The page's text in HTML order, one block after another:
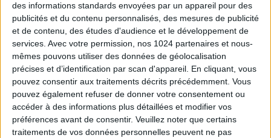
des informations standards envoyées par un appareil pour des
publicités et du contenu personnalisés, des mesures de publicité
et de contenu, des études d'audience et le développement de
services. Avec votre permission, nos 1024 partenaires et nous-
mêmes pouvons utiliser des données de géolocalisation
précises et d’identification par scan d'appareil. En cliquant, vous
pouvez consentir aux traitements décrits précédemment. Vous
pouvez également refuser de donner votre consentement ou
accéder à des informations plus détaillées et modifier vos
préférences avant de consentir. Veuillez noter que certains
traitements de vos données personnelles peuvent ne pas
Des informations indispensables aux futurs
professionnels libéraux.
Choisir une structure juridique adaptée à son projet.
Optimiser son régime fiscal. Comprendre le
fonctionnement des cotisations sociales en
indépendant. Cibler les aides à la création : ACRE,
Aides Pôle Emploi. Projeter son activité dans le
temps.